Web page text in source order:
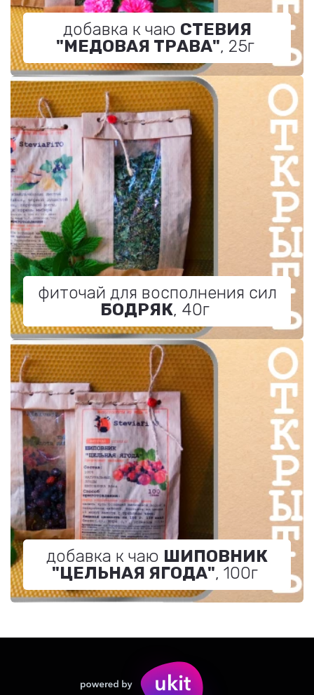
добавка к чаю СТЕВИЯ
"МЕДОВАЯ ТРАВА", 25г
фиточай для восполнения сил
БОДРЯК, 40г
добавка к чаю ШИПОВНИК
"ЦЕЛЬНАЯ ЯГОДА", 100г